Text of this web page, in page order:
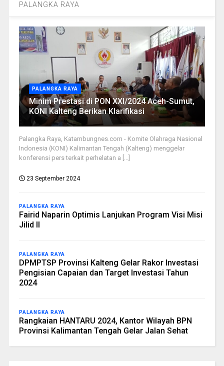
PALANGKA RAYA
PALANGKA RAYA
Minim Prestasi di PON XXI/2024 Aceh-Sumut,
KONI Kalteng Berikan Klarifikasi
Palangka Raya, Katambungnes.com - Komite Olahraga Nasional
Indonesia (KONI) Kalimantan Tengah (Kalteng) menggelar
konferensi pers terkait perhelatan a [...]
23 September 2024
PALANGKA RAYA
Fairid Naparin Optimis Lanjukan Program Visi Misi
Jilid II
PALANGKA RAYA
DPMPTSP Provinsi Kalteng Gelar Rakor Investasi
Pengisian Capaian dan Target Investasi Tahun
2024
PALANGKA RAYA
Rangkaian HANTARU 2024, Kantor Wilayah BPN
Provinsi Kalimantan Tengah Gelar Jalan Sehat